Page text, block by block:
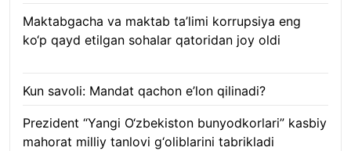
Maktabgacha va maktab ta’limi korrupsiya eng
ko‘p qayd etilgan sohalar qatoridan joy oldi
Kun savoli: Mandat qachon e’lon qilinadi?
Prezident “Yangi O‘zbekiston bunyodkorlari” kasbiy
mahorat milliy tanlovi g‘oliblarini tabrikladi